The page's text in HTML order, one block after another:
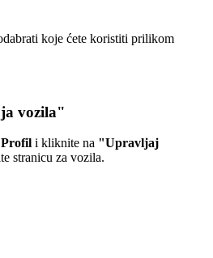
koje ćete koristiti prilikom
vozila"
Profil i kliknite na "Upravljaj
stranicu za vozila.